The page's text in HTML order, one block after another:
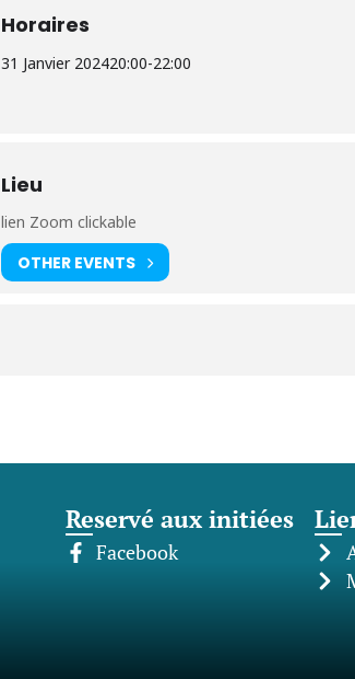
Horaires
31 Janvier 202420:00-22:00
Lieu
lien Zoom clickable
OTHER EVENTS
Reservé aux initiées
Facebook